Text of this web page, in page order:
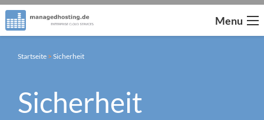
Menu
Startseite > Sicherheit
Sicherheit